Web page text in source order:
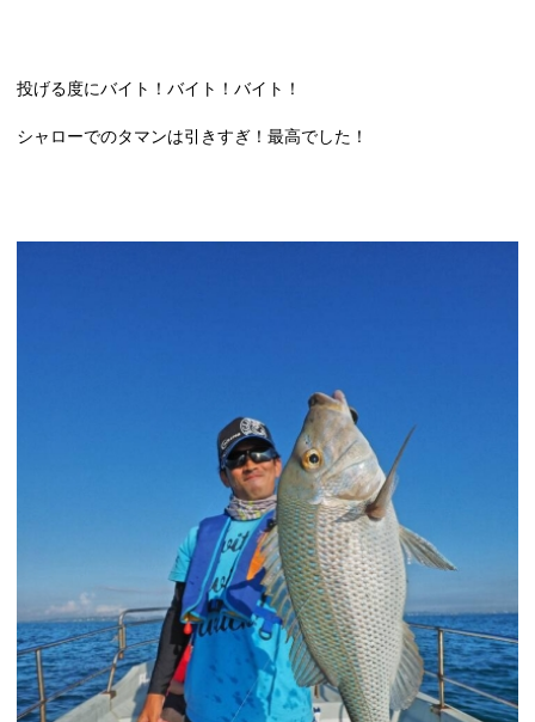
投げる度にバイト！バイト！バイト！
シャローでのタマンは引きすぎ！最高でした！